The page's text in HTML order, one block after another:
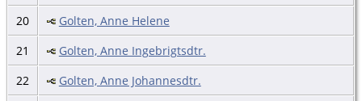
20
Golten, Anne Helene
21
Golten, Anne Ingebrigtsdtr.
22
Golten, Anne Johannesdtr.